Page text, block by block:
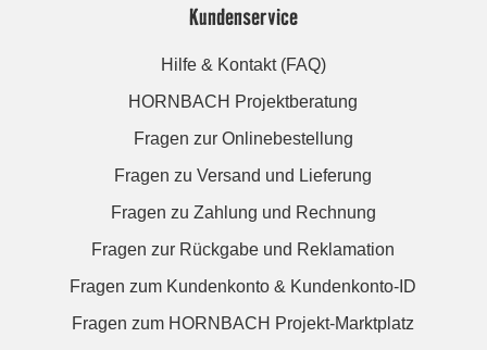
Kundenservice
Hilfe & Kontakt (FAQ)
HORNBACH Projektberatung
Fragen zur Onlinebestellung
Fragen zu Versand und Lieferung
Fragen zu Zahlung und Rechnung
Fragen zur Rückgabe und Reklamation
Fragen zum Kundenkonto & Kundenkonto-ID
Fragen zum HORNBACH Projekt-Marktplatz